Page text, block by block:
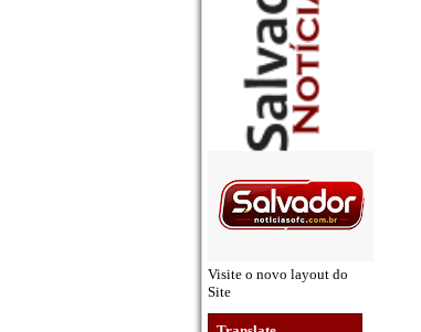
Visite o novo layout do
Site